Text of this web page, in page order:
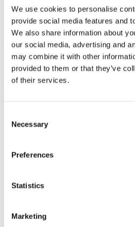
We use cookies to personalise
provide social media features and
We also share information about
our social media, advertising and
may combine it with other
provided to them or that they’ve
of their services.
Selection
Necessary
Preferences
Statistics
Marketing
Storaffären:
Maritime köper
Propulsion
Sirius tar leverans